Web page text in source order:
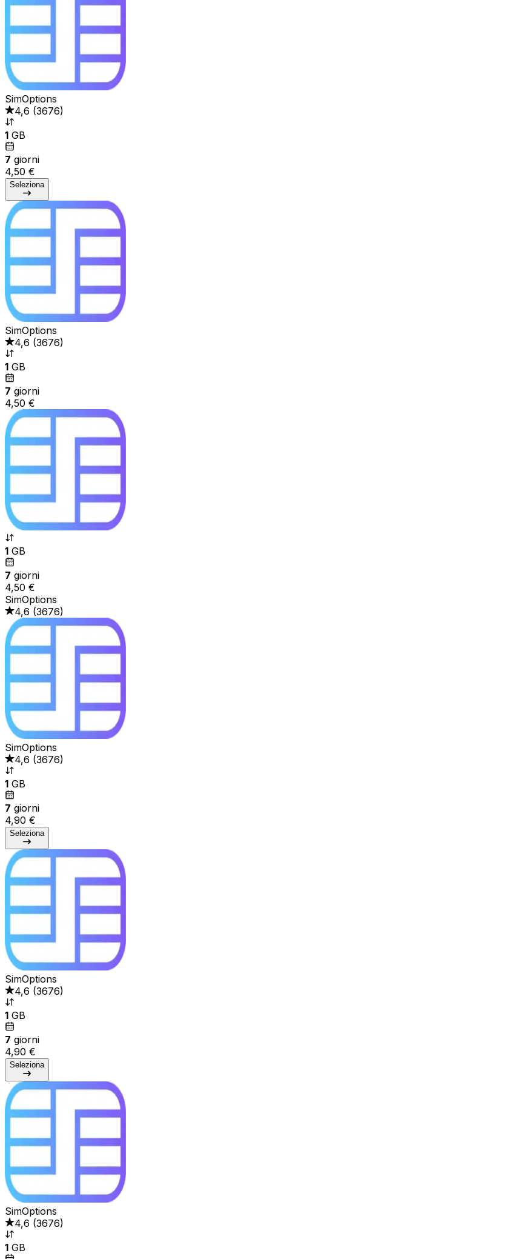
SimOptions
4,6 (3676)
1 GB
7 giorni
4,50 €
Seleziona
SimOptions
4,6 (3676)
1 GB
7 giorni
4,50 €
1 GB
7 giorni
4,50 €
SimOptions
4,6 (3676)
SimOptions
4,6 (3676)
1 GB
7 giorni
4,90 €
Seleziona
SimOptions
4,6 (3676)
1 GB
7 giorni
4,90 €
Seleziona
SimOptions
4,6 (3676)
1 GB